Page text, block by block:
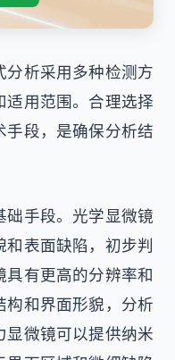
分析采用多种检测方
适用范围。合理选择
段，是确保分析结
手段。光学显微镜
表面缺陷，初步判
有更高的分辨率和
构和界面形貌，分析
显微镜可以提供纳米